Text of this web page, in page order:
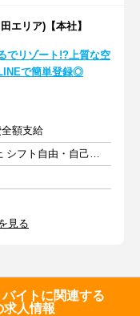
エリア)【本社】
でリゾート!?上質な空
で簡単登録◎
額支給
週2日以上 1日6時間以上 シフト自由・自己申告
見る
イトに関連する
求人情報